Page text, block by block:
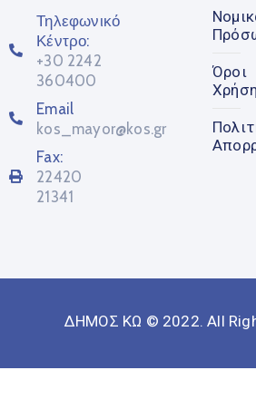
Τηλεφωνικό
Κέντρο:
+30 2242
360400
Email
kos_mayor@kos.gr
Fax:
22420
21341
Όροι
ΔΗΜΟΣ ΚΩ © 2022. All